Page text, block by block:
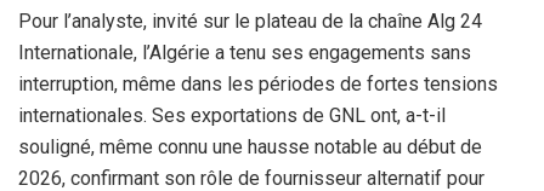
Pour l’analyste, invité sur le plateau de la chaîne Alg 24
Internationale, l’Algérie a tenu ses engagements sans
interruption, même dans les périodes de fortes tensions
internationales. Ses exportations de GNL ont, a-t-il
souligné, même connu une hausse notable au début de
2026, confirmant son rôle de fournisseur alternatif pour